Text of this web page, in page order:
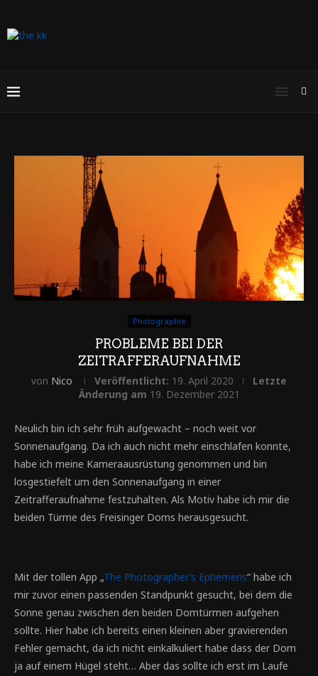
Photographie
PROBLEME BEI DER
ZEITRAFFERAUFNAHME
von Nico Veröffentlicht: 19. April 2020
Letzte
Änderung am 19. Dezember 2021
Neulich bin ich sehr früh aufgewacht – noch weit vor
Sonnenaufgang. Da ich auch nicht mehr einschlafen konnte,
habe ich meine Kameraausrüstung genommen und bin
losgestiefelt um den Sonnenaufgang in einer
Zeitrafferaufnahme festzuhalten. Als Motiv habe ich mir die
beiden Türme des Freisinger Doms herausgesucht.
Mit der tollen App „The Photographer’s Ephemeris“ habe ich
mir zuvor einen passenden Standpunkt gesucht, bei dem die
Sonne genau zwischen den beiden Domtürmen aufgehen
sollte. Hier habe ich bereits einen kleinen aber gravierenden
Fehler gemacht, da ich nicht einkalkuliert habe dass der Dom
ja auf einem Hügel steht… Aber das sollte ich erst im Laufe